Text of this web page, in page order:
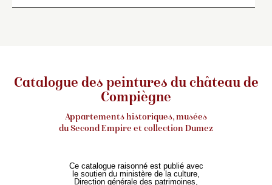
Catalogue des peintures du château de
Compiègne
Appartements historiques, musées
du Second Empire et collection Dumez
Ce catalogue raisonné est publié avec
le soutien du ministère de la culture,
Direction générale des patrimoines,